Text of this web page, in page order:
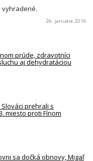
vyhradené.
26. januára 2016
prúde, zdravotníci
aj dehydratáciou
prehrali s
miesto proti Fínom
sa dočká obnovy, Migaľ